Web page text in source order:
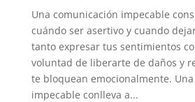
Una comunicación impecable
cuándo ser asertivo y cuando
tanto expresar tus sentimientos
voluntad de liberarte de daños y
te bloquean emocionalmente.
impecable conlleva a...